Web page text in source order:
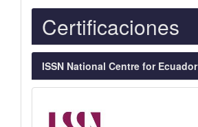
Indexaciones
Certificaciones
ISSN National Centre for Ecuador